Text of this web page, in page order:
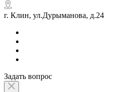
г. Клин, ул.Дурыманова, д.24
Задать вопрос